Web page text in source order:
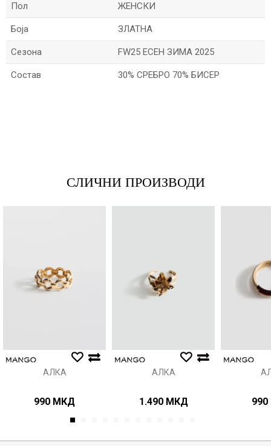
Пол ЖЕНСКИ
Боја ЗЛАТНА
Сезона FW25 ЕСЕН ЗИМА 2025
Состав 30% СРЕБРО 70% БИСЕР
СЛИЧНИ ПРОИЗВОДИ
АЛКА
990 МКД
АЛКА
1.490 МКД 990
1